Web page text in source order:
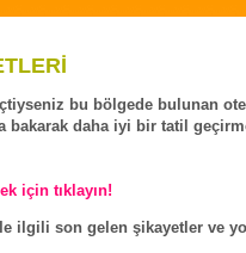
bu bölgede bulunan
daha iyi bir tatil
için tıklayın!
ilgili son gelen şikayetler ve